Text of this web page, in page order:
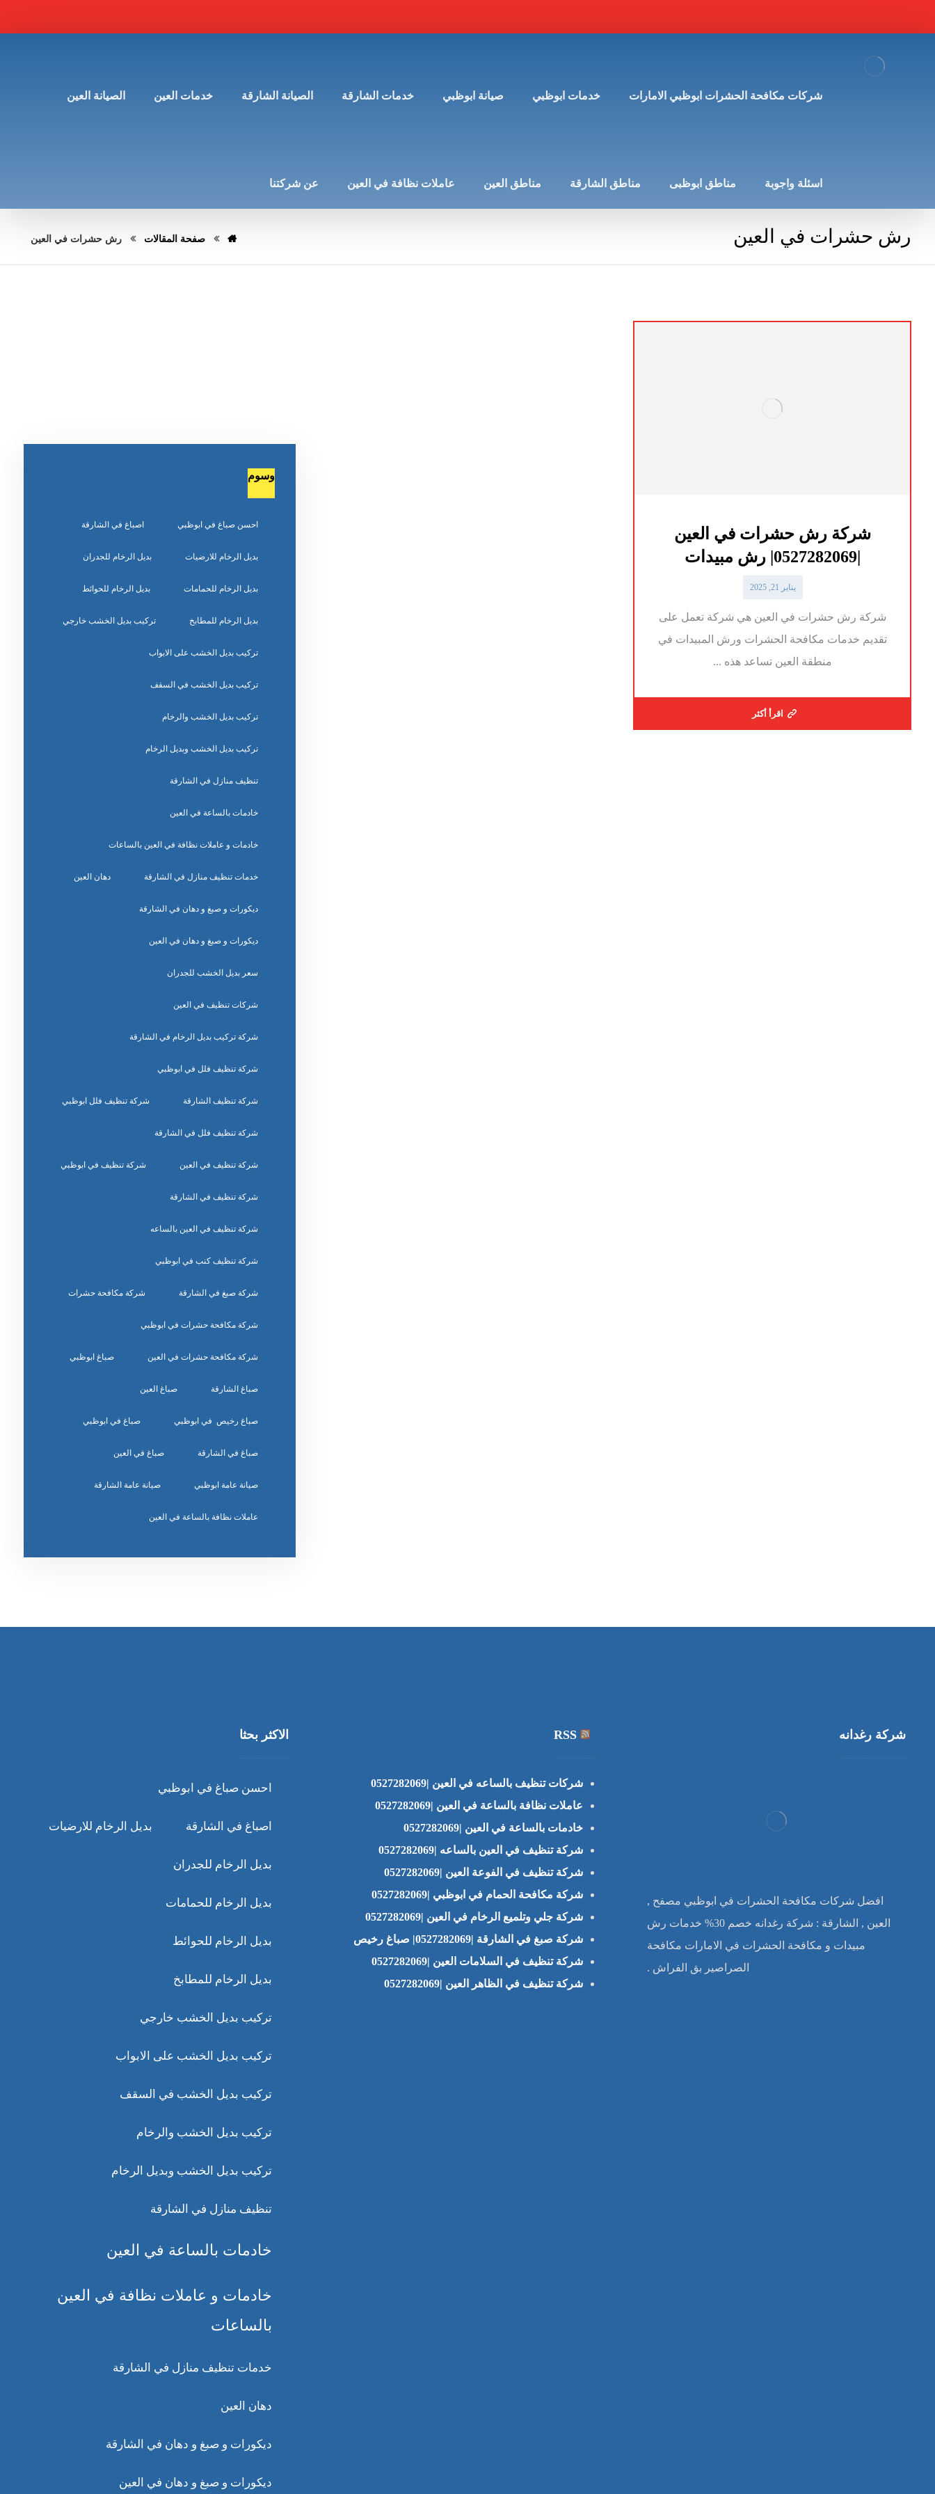
شركات مكافحة الحشرات ابوظبي الامارات خدمات ابوظبي صيانة ابوظبي خدمات الشارقة الصيانة الشارقة خدمات العين الصيانة العين
اسئلة واجوبة مناطق ابوظبى مناطق الشارقة مناطق العين عاملات نظافة في العين عن شركتنا
رش حشرات في العين صفحة المقالات رش حشرات في العين
شركة رش حشرات في العين
|0527282069| رش مبيدات
يناير 21, 2025
شركة رش حشرات في العين هي شركة تعمل على
تقديم خدمات مكافحة الحشرات ورش المبيدات في
منطقة العين تساعد هذه ...
اقرأ أكثر
وسوم
احسن صباغ في ابوظبي اصباغ في الشارقة
بديل الرخام للارضيات بديل الرخام للجدران
بديل الرخام للحمامات بديل الرخام للحوائط
بديل الرخام للمطابخ تركيب بديل الخشب خارجي
تركيب بديل الخشب على الابواب
تركيب بديل الخشب في السقف
تركيب بديل الخشب والرخام
تركيب بديل الخشب وبديل الرخام
تنظيف منازل في الشارقة
خادمات بالساعة في العين
خادمات و عاملات نظافة في العين بالساعات
خدمات تنظيف منازل في الشارقة دهان العين
ديكورات و صبغ و دهان في الشارقة
ديكورات و صبغ و دهان في العين
سعر بديل الخشب للجدران
شركات تنظيف في العين
شركة تركيب بديل الرخام في الشارقة
شركة تنظيف فلل في ابوظبي
شركة تنظيف الشارقة شركة تنظيف فلل ابوظبي
شركة تنظيف فلل في الشارقة
شركة تنظيف في العين شركة تنظيف في ابوظبي
شركة تنظيف في الشارقة
شركة تنظيف في العين بالساعه
شركة تنظيف كنب في ابوظبي
شركة صبغ في الشارقة شركة مكافحة حشرات
شركة مكافحة حشرات في ابوظبي
شركة مكافحة حشرات في العين صباغ ابوظبي
صباغ الشارقة صباغ العين
صباغ رخيص في ابوظبي صباغ في ابوظبي
صباغ في الشارقة صباغ في العين
صيانة عامة ابوظبي صيانة عامة الشارقة
عاملات نظافة بالساعة في العين
شركة رغدانه
افضل شركات مكافحة الحشرات في ابوظبي مصفح ,
العين , الشارقة : شركة رغدانه خصم 30% خدمات رش
مبيدات و مكافحة الحشرات في الامارات مكافحة
الصراصير بق الفراش .
RSS
شركات تنظيف بالساعه في العين |0527282069
عاملات نظافة بالساعة في العين |0527282069
خادمات بالساعة في العين |0527282069
شركة تنظيف في العين بالساعه |0527282069
شركة تنظيف في الفوعة العين |0527282069
شركة مكافحة الحمام في ابوظبي |0527282069
شركة جلي وتلميع الرخام في العين |0527282069
شركة صبغ في الشارقة |0527282069| صباغ رخيص
شركة تنظيف في السلامات العين |0527282069
شركة تنظيف في الظاهر العين |0527282069
الاكثر بحثا
احسن صباغ في ابوظبي
اصباغ في الشارقة بديل الرخام للارضيات
بديل الرخام للجدران
بديل الرخام للحمامات
بديل الرخام للحوائط
بديل الرخام للمطابخ
تركيب بديل الخشب خارجي
تركيب بديل الخشب على الابواب
تركيب بديل الخشب في السقف
تركيب بديل الخشب والرخام
تركيب بديل الخشب وبديل الرخام
تنظيف منازل في الشارقة
خادمات بالساعة في العين
خادمات و عاملات نظافة في العين
بالساعات
خدمات تنظيف منازل في الشارقة
دهان العين
ديكورات و صبغ و دهان في الشارقة
ديكورات و صبغ و دهان في العين